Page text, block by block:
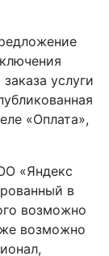
услуги
«Оплата»,
«Яндекс
в
возможно
возможно